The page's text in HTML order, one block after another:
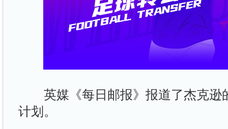
英媒《每日邮报》报道了杰克逊
计划。